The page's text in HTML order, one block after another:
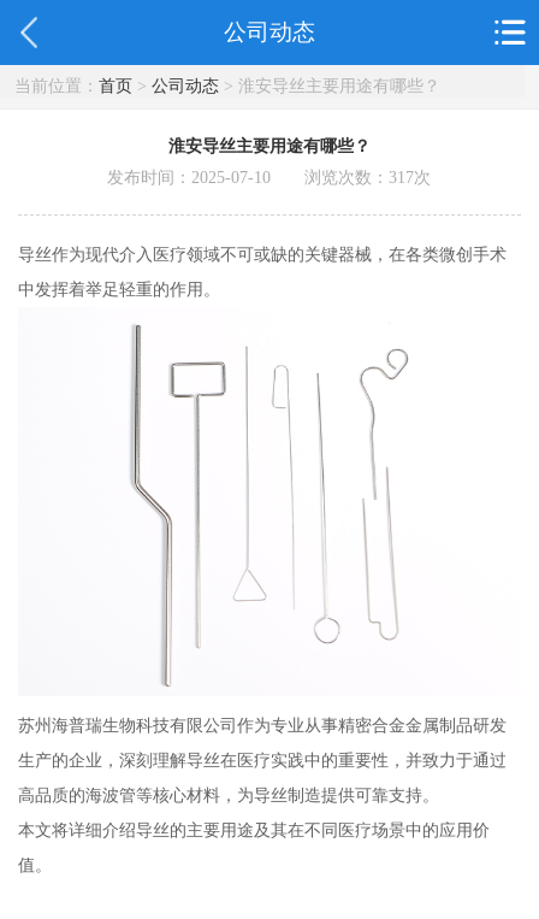
公司动态
当前位置： 首页> 公司动态> 淮安导丝主要用途有哪些？
淮安导丝主要用途有哪些？
发布时间：2025-07-10 浏览次数：317次
导丝作为现代介入医疗领域不可或缺的关键器械，在各类微创手术
中发挥着举足轻重的作用。
苏州海普瑞生物科技有限公司作为专业从事精密合金金属制品研发
生产的企业，深刻理解导丝在医疗实践中的重要性，并致力于通过
高品质的海波管等核心材料，为导丝制造提供可靠支持。
本文将详细介绍导丝的主要用途及其在不同医疗场景中的应用价
值。